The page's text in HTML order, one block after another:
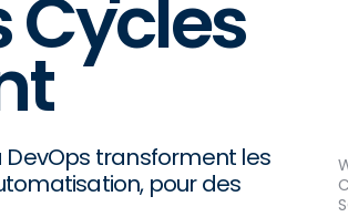
Cycles
transforment les
pour des